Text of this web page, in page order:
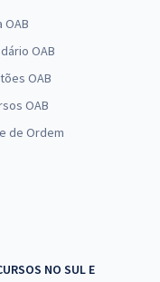
OAB
OAB
OAB
OAB
de Ordem
NO SUL E